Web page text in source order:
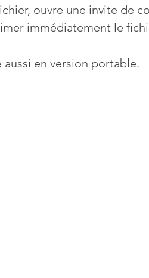
ouvre une invite de
immédiatement le
aussi en version portable.